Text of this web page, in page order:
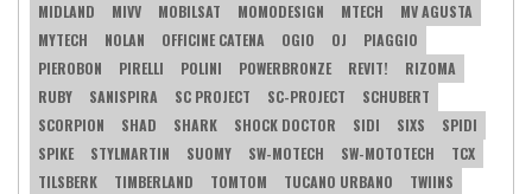
MIDLAND
MIVV MOBILSAT MOMODESIGN MTECH
MV AGUSTA
MYTECH
NOLAN OFFICINE CATENA OGIO OJ
PIAGGIO
PIEROBON
PIRELLI POLINI POWERBRONZE REVIT!
RIZOMA
RUBY
SANISPIRA SC PROJECT SC-PROJECT
SCHUBERT
SCORPION
SHAD SHARK SHOCK DOCTOR SIDI SIXS
SPIDI
SPIKE
STYLMARTIN SUOMY SW-MOTECH SW-MOTOTECH
TCX
TILSBERK
TIMBERLAND TOMTOM TUCANO URBANO
TWIINS